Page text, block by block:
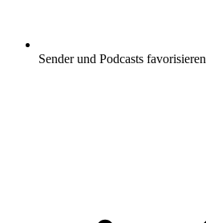
Sender und Podcasts favorisieren